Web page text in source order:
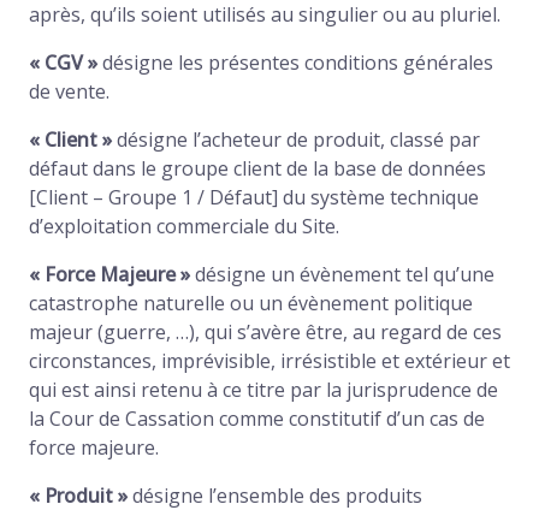
après, qu’ils soient utilisés au singulier ou au pluriel.
« CGV »désigne les présentes conditions générales
de vente.
« Client »désigne l’acheteur de produit, classé par
défaut dans le groupe client de la base de données
[Client – Groupe 1 / Défaut] du système technique
d’exploitation commerciale du Site.
« Force Majeure »désigne un évènement tel qu’une
catastrophe naturelle ou un évènement politique
majeur (guerre, …), qui s’avère être, au regard de ces
circonstances, imprévisible, irrésistible et extérieur et
qui est ainsi retenu à ce titre par la jurisprudence de
la Cour de Cassation comme constitutif d’un cas de
force majeure.
« Produit »désigne l’ensemble des produits